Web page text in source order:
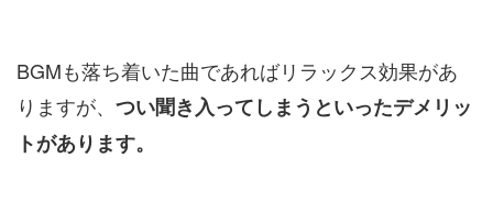
BGMも落ち着いた曲であればリラックス効果があ
りますが、 つい聞き入ってしまうといったデメリッ
トがあります。